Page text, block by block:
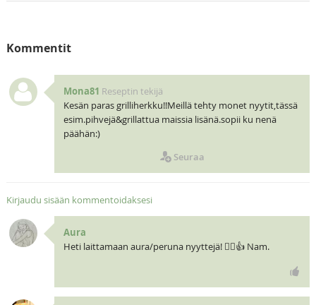
Kommentit
Mona81 Reseptin tekijä
Kesän paras grilliherkku!!Meillä tehty monet nyytit,tässä
esim.pihvejä&grillattua maissia lisänä.sopii ku nenä
päähän:)
Seuraa
Kirjaudu sisään kommentoidaksesi
Aura
Heti laittamaan aura/peruna nyyttejä! 🧝‍♀️👍 Nam.